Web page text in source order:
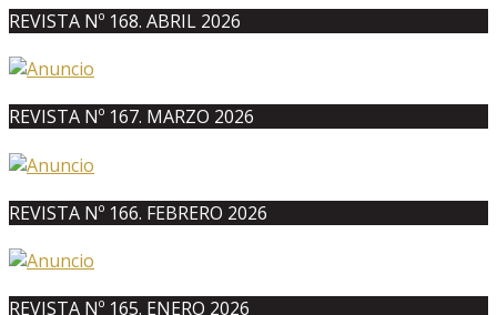
REVISTA Nº 168. ABRIL 2026
REVISTA Nº 167. MARZO 2026
REVISTA Nº 166. FEBRERO 2026
REVISTA Nº 165. ENERO 2026